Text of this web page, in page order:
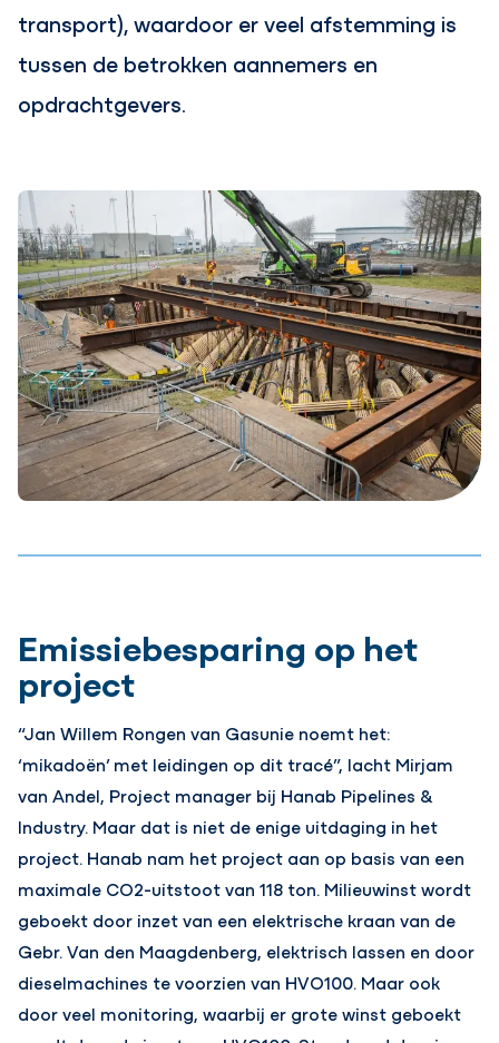
transport), waardoor er veel afstemming is
tussen de betrokken aannemers en
opdrachtgevers.
Emissiebesparing op het
project
“Jan Willem Rongen van Gasunie noemt het:
‘mikadoën’ met leidingen op dit tracé”, lacht Mirjam
van Andel, Project manager bij Hanab Pipelines &
Industry. Maar dat is niet de enige uitdaging in het
project. Hanab nam het project aan op basis van een
maximale CO2-uitstoot van 118 ton. Milieuwinst wordt
geboekt door inzet van een elektrische kraan van de
Gebr. Van den Maagdenberg, elektrisch lassen en door
dieselmachines te voorzien van HVO100. Maar ook
door veel monitoring, waarbij er grote winst geboekt